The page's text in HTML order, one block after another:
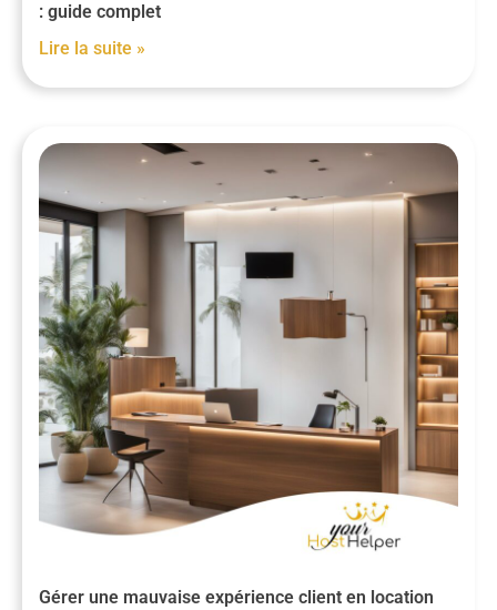
: guide complet
Lire la suite »
Gérer une mauvaise expérience client en location